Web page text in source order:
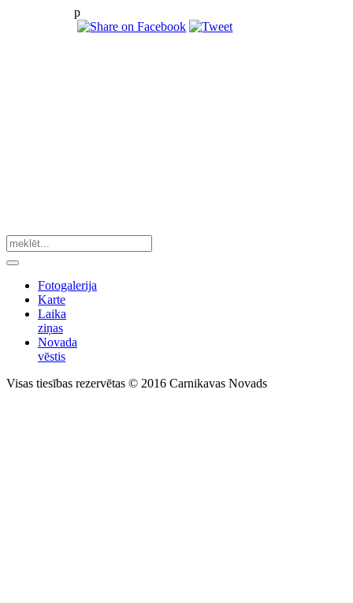
p
Fotogalerija
Karte
Laika
ziņas
Novada
vēstis
Visas tiesības rezervētas © 2016 Carnikavas Novads